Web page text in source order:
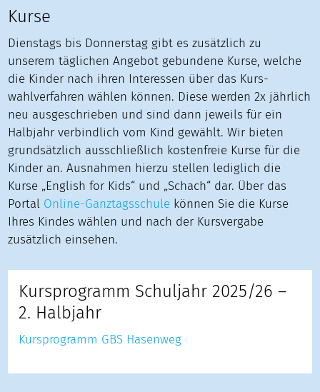
Kurse
Dienstags bis Donnerstag gibt es zusätzlich zu
unserem täglichen Angebot gebundene Kurse, welche
die Kinder nach ihren Interessen über das Kurs-
wahlverfahren wählen können. Diese werden 2x jährlich
neu ausgeschrieben und sind dann jeweils für ein
Halbjahr verbindlich vom Kind gewählt. Wir bieten
grundsätzlich ausschließlich kostenfreie Kurse für die
Kinder an. Ausnahmen hierzu stellen lediglich die
Kurse „English for Kids“ und „Schach“ dar. Über das
Portal Online-Ganztagsschule können Sie die Kurse
Ihres Kindes wählen und nach der Kursvergabe
zusätzlich einsehen.
Kursprogramm Schuljahr 2025/26 –
2. Halbjahr
Kursprogramm GBS Hasenweg